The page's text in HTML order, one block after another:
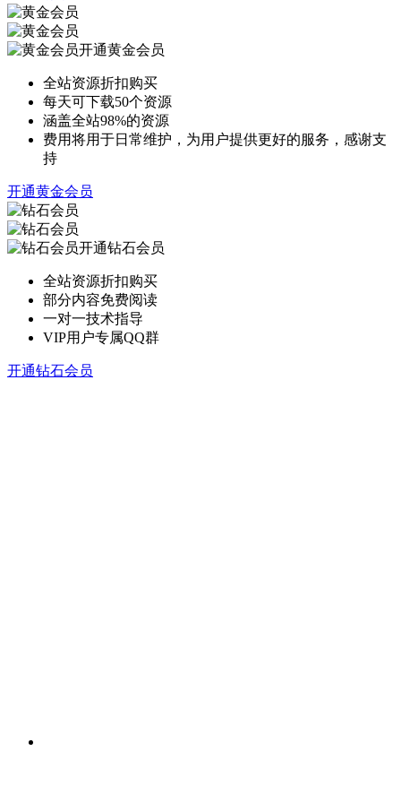
开通黄金会员
全站资源折扣购买
每天可下载50个资源
涵盖全站98%的资源
费用将用于日常维护，为用户提供更好的服务，感谢支
持
开通黄金会员
开通钻石会员
全站资源折扣购买
部分内容免费阅读
一对一技术指导
VIP用户专属QQ群
开通钻石会员